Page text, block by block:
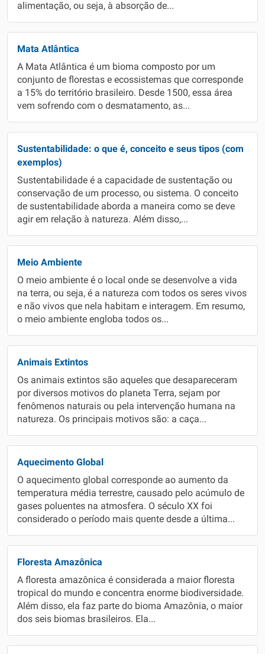
alimentação, ou seja, à absorção de...
Mata Atlântica
A Mata Atlântica é um bioma composto por um
conjunto de florestas e ecossistemas que corresponde
a 15% do território brasileiro. Desde 1500, essa área
vem sofrendo com o desmatamento, as...
Sustentabilidade: o que é, conceito e seus tipos (com
exemplos)
Sustentabilidade é a capacidade de sustentação ou
conservação de um processo, ou sistema. O conceito
de sustentabilidade aborda a maneira como se deve
agir em relação à natureza. Além disso,...
Meio Ambiente
O meio ambiente é o local onde se desenvolve a vida
na terra, ou seja, é a natureza com todos os seres vivos
e não vivos que nela habitam e interagem. Em resumo,
o meio ambiente engloba todos os...
Animais Extintos
Os animais extintos são aqueles que desapareceram
por diversos motivos do planeta Terra, sejam por
fenômenos naturais ou pela intervenção humana na
natureza. Os principais motivos são: a caça...
Aquecimento Global
O aquecimento global corresponde ao aumento da
temperatura média terrestre, causado pelo acúmulo de
gases poluentes na atmosfera. O século XX foi
considerado o período mais quente desde a última...
Floresta Amazônica
A floresta amazônica é considerada a maior floresta
tropical do mundo e concentra enorme biodiversidade.
Além disso, ela faz parte do bioma Amazônia, o maior
dos seis biomas brasileiros. Ela...